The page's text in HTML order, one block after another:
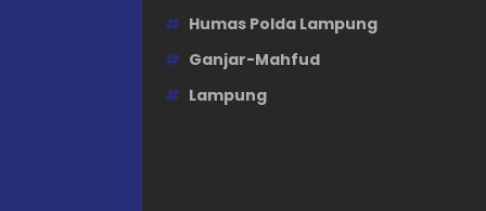
Humas Polda Lampung
Ganjar-Mahfud
Lampung